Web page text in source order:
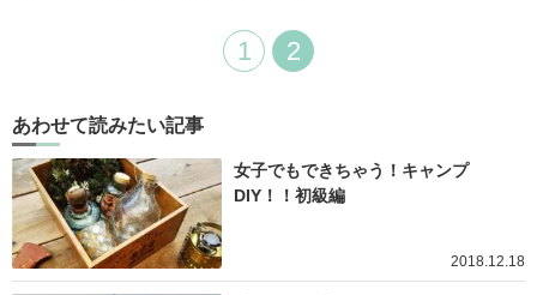
1 2
あわせて読みたい記事
女子でもできちゃう！キャンプ
DIY！！初級編
2018.12.18